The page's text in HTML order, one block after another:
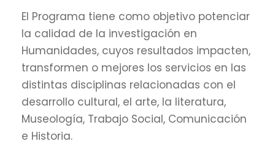
El Programa tiene como objetivo potenciar
la calidad de la investigación en
Humanidades, cuyos resultados impacten,
transformen o mejores los servicios en las
distintas disciplinas relacionadas con el
desarrollo cultural, el arte, la literatura,
Museología, Trabajo Social, Comunicación
e Historia.